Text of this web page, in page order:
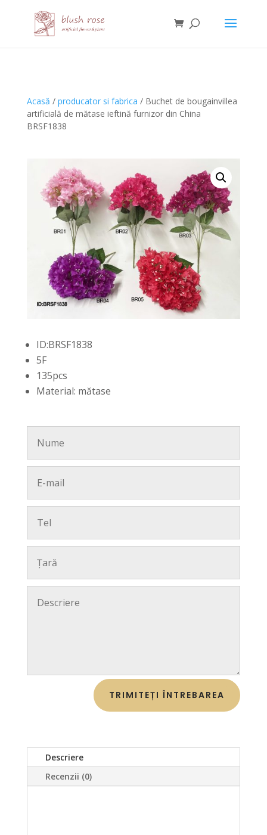
Acasă / producator si fabrica / Buchet de bougainvillea
artificială de mătase ieftină furnizor din China
BRSF1838
ID:BRSF1838
5F
135pcs
Material: mătase
TRIMITEȚI ÎNTREBAREA
Descriere
Recenzii (0)